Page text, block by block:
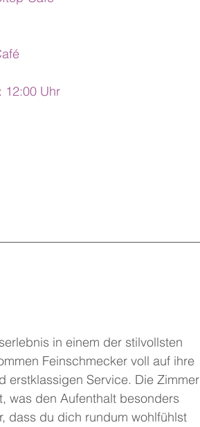
12:00 Uhr
in einem der stilvollsten
Feinschmecker voll auf ihre
erstklassigen Service. Die Zimmer
was den Aufenthalt besonders
dass du dich rundum wohlfühlst